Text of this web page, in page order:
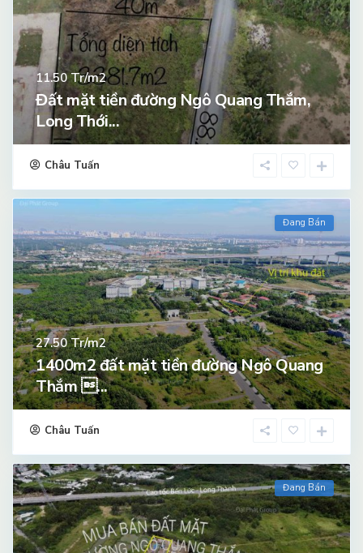
11.50Tr/m2
Đất mặt tiền đường Ngô Quang Thắm,
Long Thới...
Châu Tuấn
Đang Bán
27.50Tr/m2
1400m2 đất mặt tiền đường Ngô Quang
Thắm ...
Châu Tuấn
Đang Bán